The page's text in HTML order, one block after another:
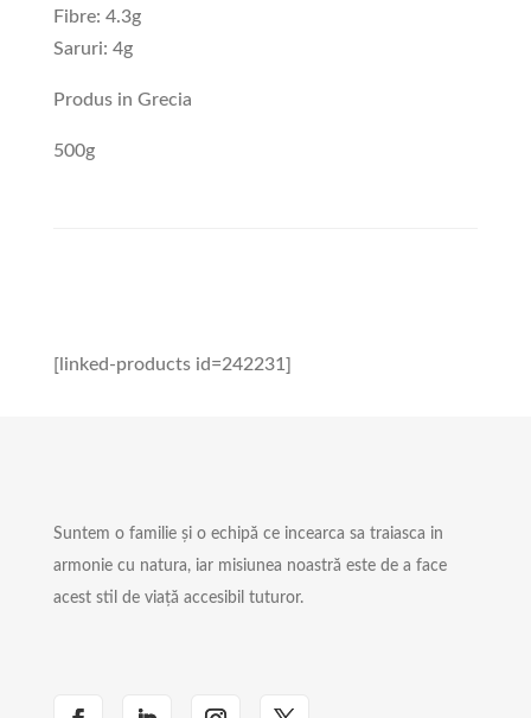
Fibre: 4.3g
Saruri: 4g
Produs in Grecia
500g
[linked-products id=242231]
Suntem o familie și o echipă ce incearca sa traiasca in
armonie cu natura, iar misiunea noastră este de a face
acest stil de viață accesibil tuturor.